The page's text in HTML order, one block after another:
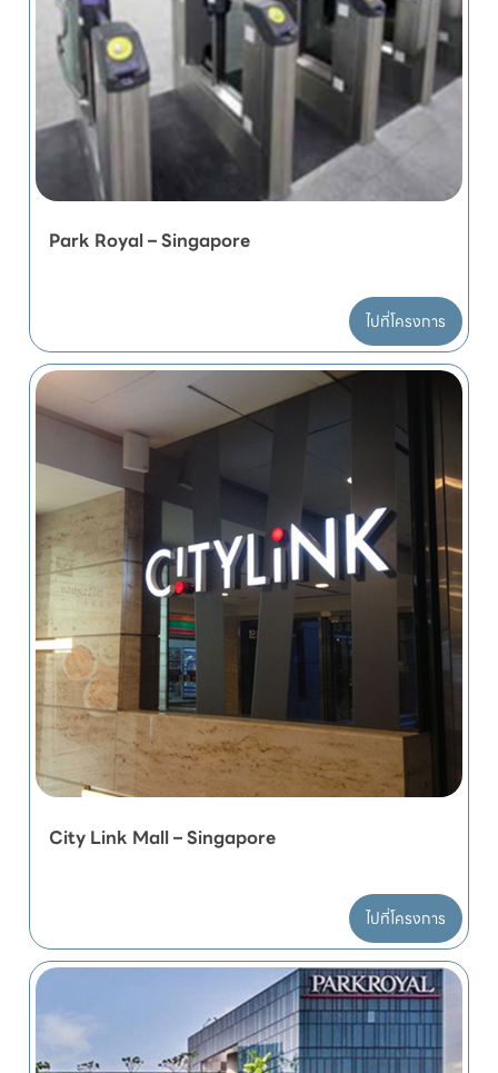
Park Royal – Singapore
ไปที่โครงการ
City Link Mall – Singapore
ไปที่โครงการ